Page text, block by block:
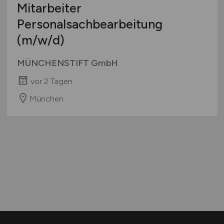
Mitarbeiter
Personalsachbearbeitung
(m/w/d)
MÜNCHENSTIFT GmbH
vor 2 Tagen
München